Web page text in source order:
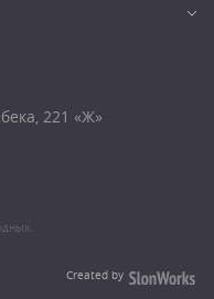
221 «Ж»
Created by